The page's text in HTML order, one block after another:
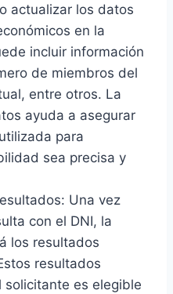
actualizar los datos
en la
incluir información
de miembros del
entre otros. La
ayuda a asegurar
para
sea precisa y
Una vez
con el DNI, la
los resultados
resultados
solicitante es elegible